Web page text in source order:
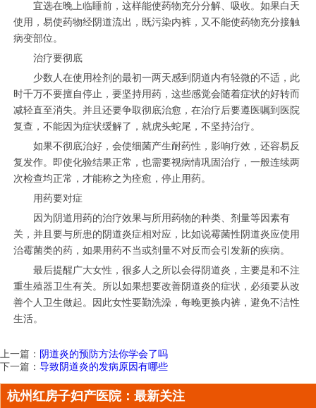
宜选在晚上临睡前，这样能使药物充分分解、吸收。如果白天
使用，易使药物经阴道流出，既污染内裤，又不能使药物充分接触
病变部位。
治疗要彻底
少数人在使用栓剂的最初一两天感到阴道内有轻微的不适，此
时千万不要擅自停止，要坚持用药，这些感觉会随着症状的好转而
减轻直至消失。并且还要争取彻底治愈，在治疗后要遵医嘱到医院
复查，不能因为症状缓解了，就虎头蛇尾，不坚持治疗。
如果不彻底治好，会使细菌产生耐药性，影响疗效，还容易反
复发作。即使化验结果正常，也需要视病情巩固治疗，一般连续两
次检查均正常，才能称之为痊愈，停止用药。
用药要对症
因为阴道用药的治疗效果与所用药物的种类、剂量等因素有
关，并且要与所患的阴道炎症相对应，比如说霉菌性阴道炎应使用
治霉菌类的药，如果用药不当或剂量不对反而会引发新的疾病。
最后提醒广大女性，很多人之所以会得阴道炎，主要是和不注
重生殖器卫生有关。所以如果想要改善阴道炎的症状，必须要从改
善个人卫生做起。因此女性要勤洗澡，每晚更换内裤，避免不洁性
生活。
上一篇： 阴道炎的预防方法你学会了吗
下一篇： 导致阴道炎的发病原因有哪些
杭州红房子妇产医院：最新关注